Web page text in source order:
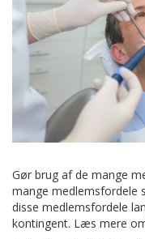
Gør brug af de mange
mange medlemsfordele
disse medlemsfordele
kontingent. Læs mere